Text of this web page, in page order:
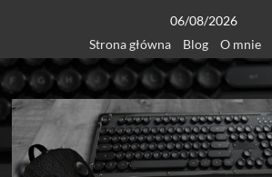
content
06/08/2026
Strona główna
Blog O mnie